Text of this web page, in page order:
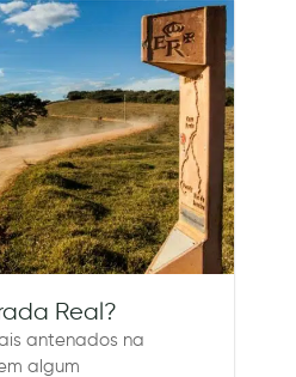
Real?
antenados na
algum